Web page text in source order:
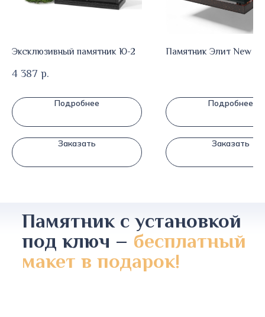
Эксклюзивный памятник Ю-2
4 387 р.
Подробнее
Заказать
Памятник Элит New
Подробнее
Заказать
Памятник с установкой
под ключ – бесплатный
макет в подарок!